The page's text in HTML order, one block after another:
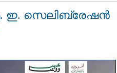
സെലിബ്രേഷൻ